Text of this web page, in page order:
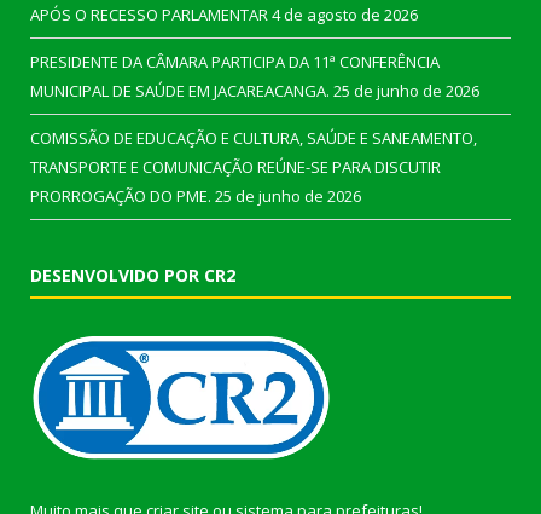
APÓS O RECESSO PARLAMENTAR4 de agosto de 2026
PRESIDENTE DA CÂMARA PARTICIPA DA 11ª CONFERÊNCIA
MUNICIPAL DE SAÚDE EM JACAREACANGA. 25 de junho de 2026
COMISSÃO DE EDUCAÇÃO E CULTURA, SAÚDE E SANEAMENTO,
TRANSPORTE E COMUNICAÇÃO REÚNE-SE PARA DISCUTIR
PRORROGAÇÃO DO PME. 25 de junho de 2026
DESENVOLVIDO POR CR2